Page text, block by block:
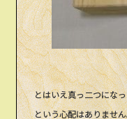
とはいえ真っ二つにな
という心配はありませ